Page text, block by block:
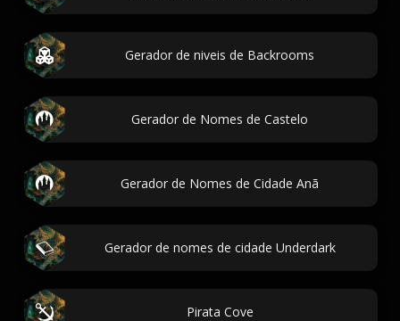
Gerador de niveis de Backrooms
Gerador de Nomes de Castelo
Gerador de Nomes de Cidade Anã
Gerador de nomes de cidade Underdark
Pirata Cove